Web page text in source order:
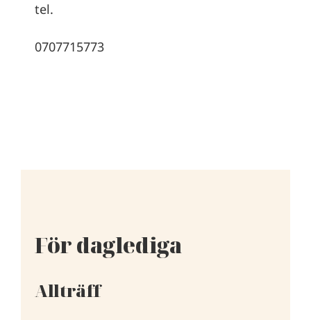
tel.
0707715773
För daglediga
Allträff